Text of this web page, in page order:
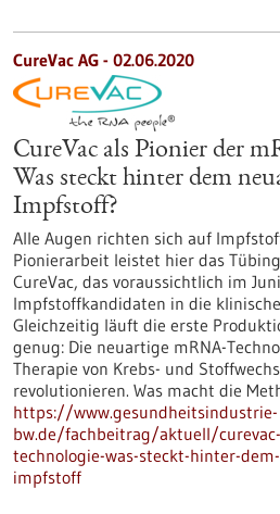
CureVac AG - 02.06.2020
CureVac als Pionier der
Was steckt hinter dem
Impfstoff?
Alle Augen richten sich auf
Pionierarbeit leistet hier das
CureVac, das voraussichtlich im
Impfstoffkandidaten in die
Gleichzeitig läuft die erste
genug: Die neuartige mRNA-
Therapie von Krebs- und
revolutionieren. Was macht die
https://www.gesundheitsindustrie-
bw.de/fachbeitrag/aktuell/
technologie-was-steckt-hinter-
impfstoff